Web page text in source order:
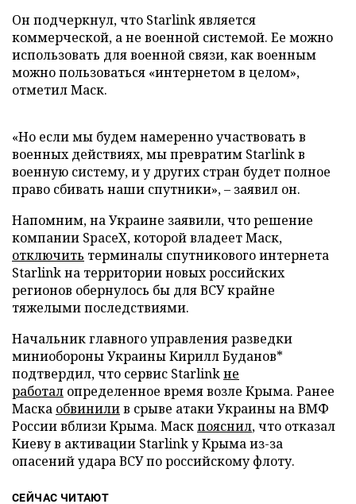
Он подчеркнул, что Starlink является
коммерческой, а не военной системой. Ее можно
использовать для военной связи, как военным
можно пользоваться «интернетом в целом»,
отметил Маск.
«Но если мы будем намеренно участвовать в
военных действиях, мы превратим Starlink в
военную систему, и у других стран будет полное
право сбивать наши спутники», – заявил он.
Напомним, на Украине заявили, что решение
компании SpaceX, которой владеет Маск,
отключить терминалы спутникового интернета
Starlink на территории новых российских
регионов обернулось бы для ВСУ крайне
тяжелыми последствиями.
Начальник главного управления разведки
миниобороны Украины Кирилл Буданов*
подтвердил, что сервис Starlinkне
работал определенное время возле Крыма. Ранее
Маска обвинилив срыве атаки Украины на ВМФ
России вблизи Крыма. Маскпояснил, что отказал
Киеву в активации Starlink у Крыма из-за
опасений удара ВСУ по российскому флоту.
СЕЙЧАС ЧИТАЮТ